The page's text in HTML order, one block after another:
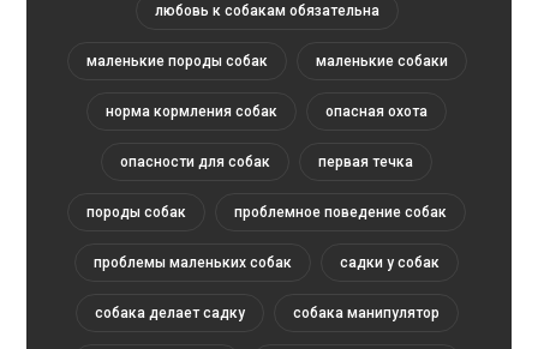
любовь к собакам обязательна
маленькие породы собак маленькие собаки
норма кормления собак опасная охота
опасности для собак первая течка
породы собак проблемное поведение собак
проблемы маленьких собак садки у собак
собака делает садку собака манипулятор